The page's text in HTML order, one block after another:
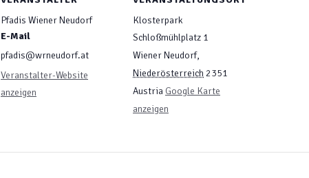
Pfadis Wiener Neudorf
E-Mail
pfadis@wrneudorf.at
Veranstalter-Website
anzeigen
Klosterpark
Schloßmühlplatz 1
Wiener Neudorf,
Niederösterreich 2351
Austria Google Karte
anzeigen